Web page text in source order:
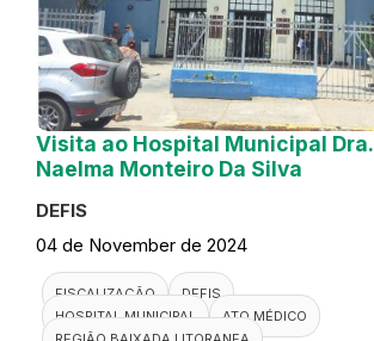
Visita ao Hospital Municipal Dra.
Naelma Monteiro Da Silva
DEFIS
04 de November de 2024
FISCALIZAÇÃO
DEFIS
HOSPITAL MUNICIPAL
ATO MÉDICO